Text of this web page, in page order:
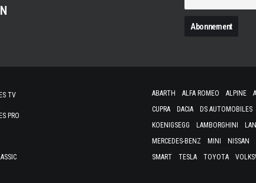
TV
PRO
ABARTH ALFA ROMEO ALPINE
CUPRA
DACIA DS AUTOMOBILES
KOENIGSEGG
LAMBORGHINI
MERCEDES-BENZ
MINI NISSAN
SMART
TESLA TOYOTA